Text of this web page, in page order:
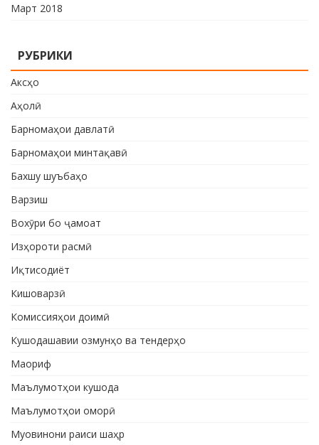
Март 2018
РУБРИКИ
Аксҳо
Аҳолӣ
Барномаҳои давлатӣ
Барномаҳои минтақавӣ
Бахшу шуъбаҳо
Варзиш
Вохӯри бо ҷамоат
Изҳороти расмӣ
Иқтисодиёт
Кишоварзӣ
Комиссияҳои доимӣ
Кушодашавии озмунҳо ва тендерҳо
Маориф
Маълумотҳои кушода
Маълумотҳои оморӣ
Муовинони раиси шаҳр